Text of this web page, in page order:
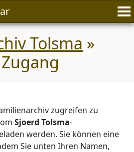
Tolsma »
zugreifen zu
Sjoerd Tolsma-
werden. Sie können eine
Sie unten Ihren Namen,